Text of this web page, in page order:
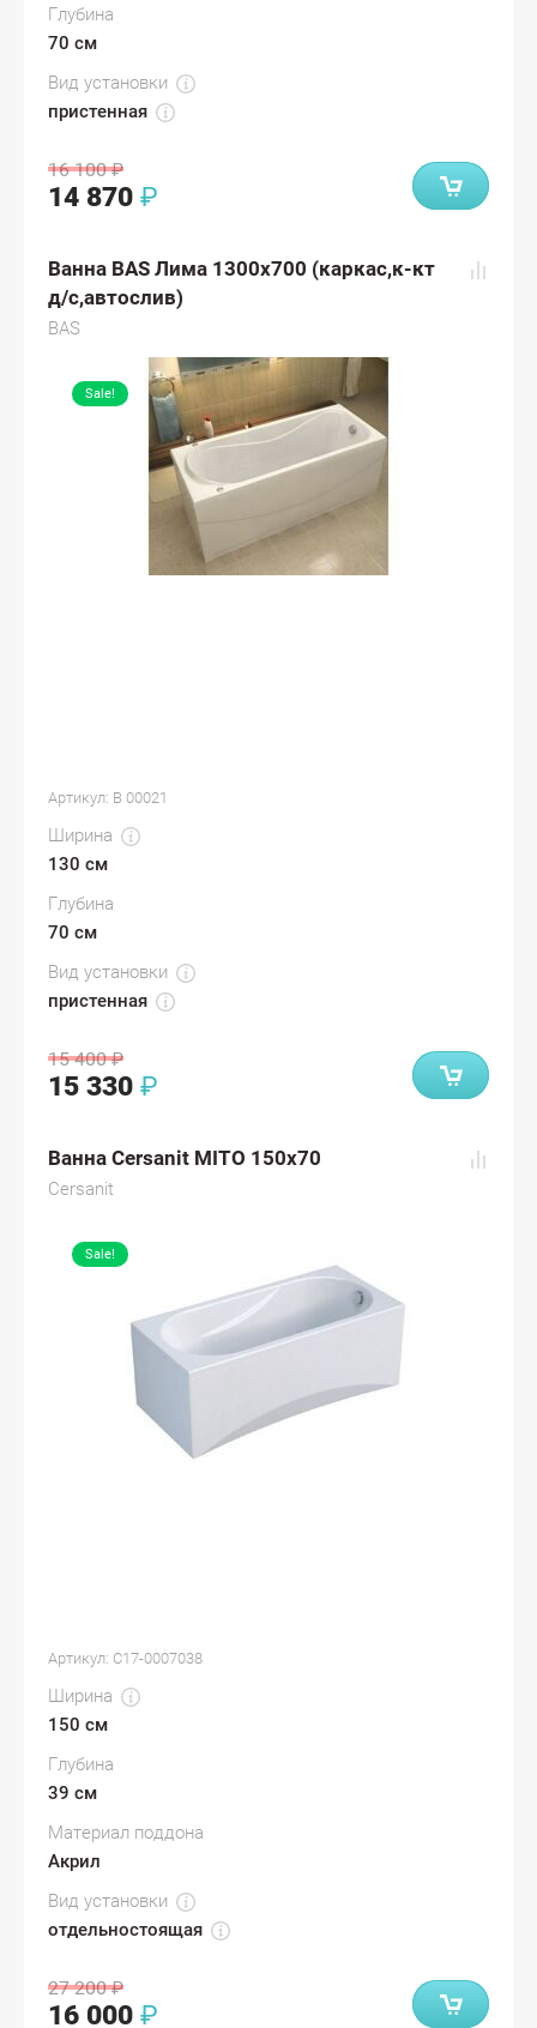
Глубина
70 см
Вид установки
пристенная
16 100 ₽
14 870 ₽
Ванна BAS Лима 1300х700 (каркас,к-кт
д/с,автослив)
BAS
Sale!
Артикул: В 00021
Ширина
130 см
Глубина
70 см
Вид установки
пристенная
15 400 ₽
15 330 ₽
Ванна Cersanit MITO 150x70
Cersanit
Sale!
Артикул: С17-0007038
Ширина
150 см
Глубина
39 см
Материал поддона
Акрил
Вид установки
отдельностоящая
27 200 ₽
16 000 ₽